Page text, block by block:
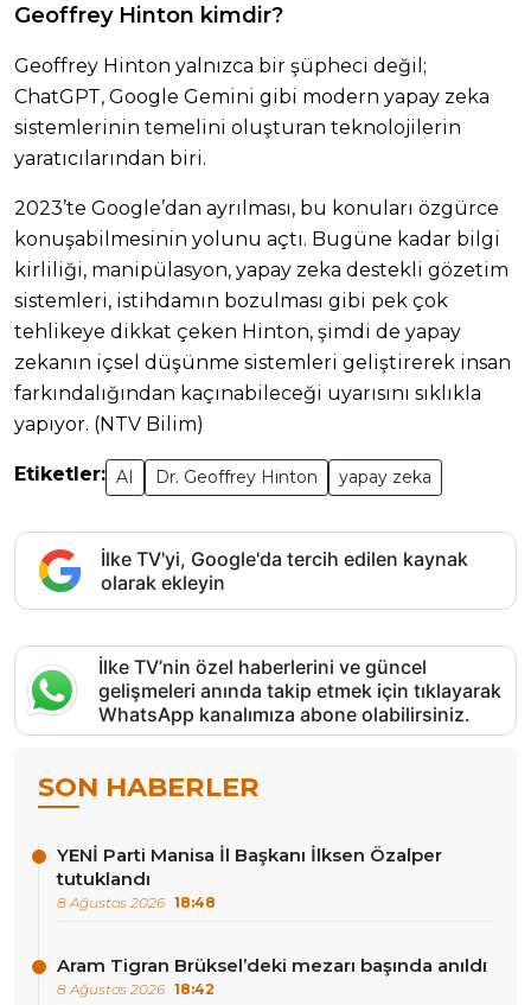
Geoffrey Hinton kimdir?
Geoffrey Hinton yalnızca bir şüpheci değil;
ChatGPT, Google Gemini gibi modern yapay zeka
sistemlerinin temelini oluşturan teknolojilerin
yaratıcılarından biri.
2023’te Google’dan ayrılması, bu konuları özgürce
konuşabilmesinin yolunu açtı. Bugüne kadar bilgi
kirliliği, manipülasyon, yapay zeka destekli gözetim
sistemleri, istihdamın bozulması gibi pek çok
tehlikeye dikkat çeken Hinton, şimdi de yapay
zekanın içsel düşünme sistemleri geliştirerek insan
farkındalığından kaçınabileceği uyarısını sıklıkla
yapıyor. (NTV Bilim)
Etiketler: AI Dr. Geoffrey Hinton yapay zeka
İlke TV'yi, Google'da tercih edilen kaynak
olarak ekleyin
İlke TV’nin özel haberlerini ve güncel
gelişmeleri anında takip etmek için tıklayarak
WhatsApp kanalımıza abone olabilirsiniz.
SON HABERLER
YENİ Parti Manisa İl Başkanı İlksen Özalper
tutuklandı
8 Ağustos 2026 18:48
Aram Tigran Brüksel’deki mezarı başında anıldı
8 Ağustos 2026 18:42